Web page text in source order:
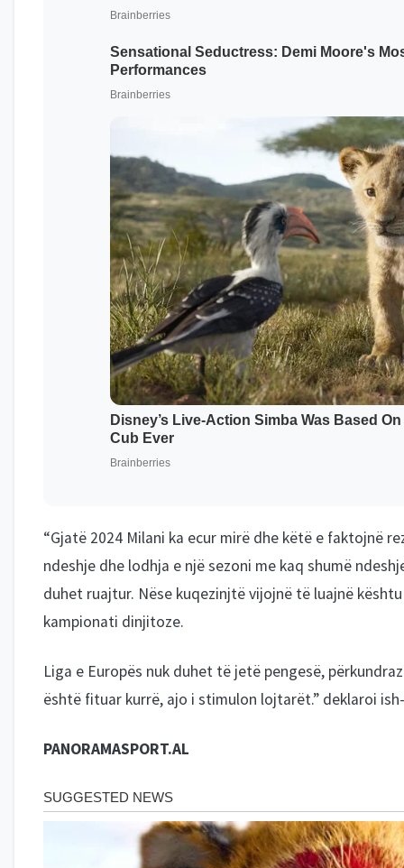
“Gjatë 2024 Milani ka ecur mirë dhe këtë e faktojnë
ndeshje dhe lodhja e një sezoni me kaq shumë
duhet ruajtur. Nëse kuqezinjtë vijojnë të luajnë
kampionati dinjitoze.
Liga e Europës nuk duhet të jetë pengesë,
është fituar kurrë, ajo i stimulon lojtarët.” deklaroi
PANORAMASPORT.AL